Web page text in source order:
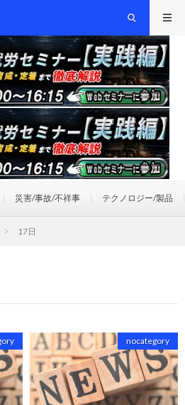
災害/事故/不祥事 テクノロジー/製品
17日
nocategory